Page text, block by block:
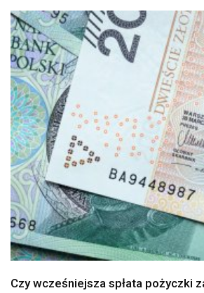
Czy wcześniejsza spłata pożyczki